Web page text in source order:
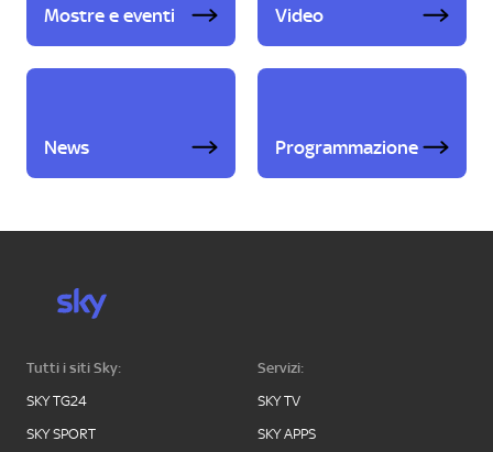
Mostre e eventi Video
News Programmazione
Tutti i siti Sky:
SKY TG24
SKY SPORT
Servizi:
SKY TV
SKY APPS